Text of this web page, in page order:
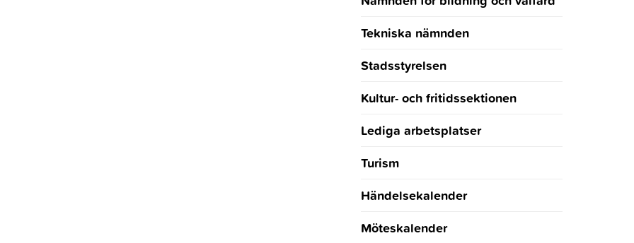
Tekniska nämnden
Stadsstyrelsen
Kultur- och fritidssektionen
Lediga arbetsplatser
Turism
Händelsekalender
Möteskalender